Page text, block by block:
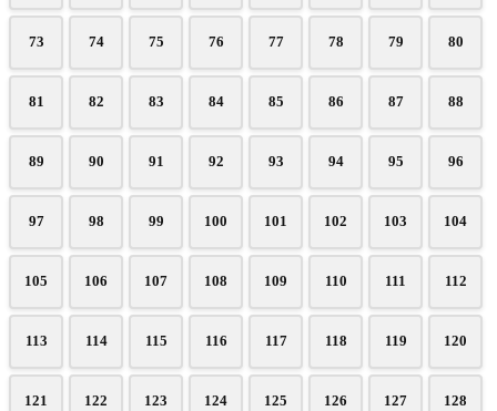
73 74 75 76 77 78 79 80
81 82 83 84 85 86 87 88
89 90 91 92 93 94 95 96
97 98 99 100 101 102 103 104
105 106 107 108 109 110 111 112
113 114 115 116 117 118 119 120
121 122 123 124 125 126 127 128